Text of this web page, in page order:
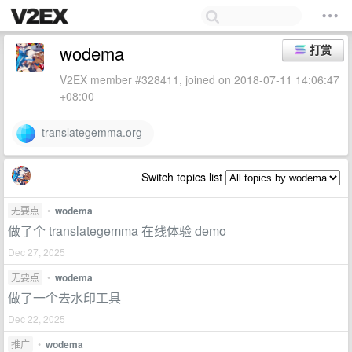
打赏
wodema
V2EX member #328411, joined on 2018-07-11 14:06:47
+08:00
translategemma.org
Switch topics list
无要点 • wodema
做了个 translategemma 在线体验 demo
Dec 27, 2025
无要点
• wodema
做了一个去水印工具
Dec 22, 2025
推广
• wodema